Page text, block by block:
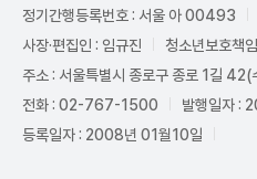
정기간행등록번호 : 서울 아 00493
사장·편집인 : 임규진
청소년보호책
주소 : 서울특별시 종로구 종로 1길
전화 : 02-767-1500
발행일자 :
등록일자 : 2008년 01월10일